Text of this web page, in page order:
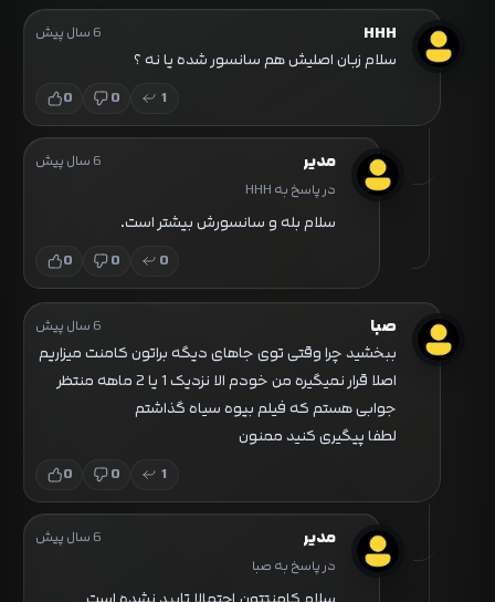
HHH 6 سال پیش
سلام زبان اصلیش هم سانسور شده یا نه ؟
0 0 1
مدیر
6 سال پیش
در پاسخ به HHH
سلام بله و سانسورش بیشتر است.
0 0 0
صبا 6 سال پیش
ببخشید چرا وقتی توی جاهای دیگه براتون کامنت میزاریم
اصلا قرار نمیگیره من خودم الا نزدیک 1 یا 2 ماهه منتظر
جوابی هستم که فیلم بیوه سیاه گذاشتم
لطفا پیگیری کنید ممنون
0 0 1
مدیر
6 سال پیش
در پاسخ به صبا